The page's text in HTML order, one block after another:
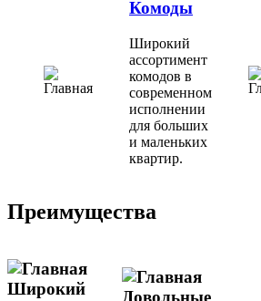
Комоды
Широкий
ассортимент
комодов в
современном
исполнении
для больших
и маленьких
квартир.
Преимущества
Широкий
Довольные